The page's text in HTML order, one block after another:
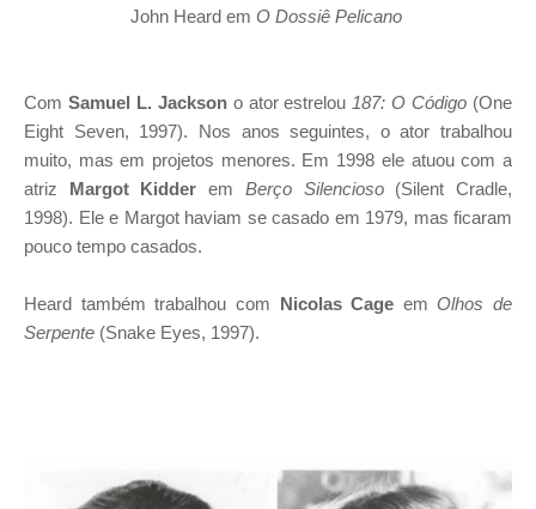
John Heard em O Dossiê Pelicano
Com Samuel L. Jacksono ator estrelou 187: O Código (One
Eight Seven, 1997). Nos anos seguintes, o ator trabalhou
muito, mas em projetos menores. Em 1998 ele atuou com a
atriz Margot Kidder em Berço Silencioso(Silent Cradle,
1998). Ele e Margot haviam se casado em 1979, mas ficaram
pouco tempo casados.
Heard também trabalhou com Nicolas Cage emOlhos de
Serpente (Snake Eyes, 1997).